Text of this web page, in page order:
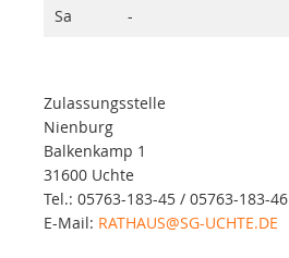
Sa
-
Zulassungsstelle
Nienburg
Balkenkamp 1
31600 Uchte
Tel.: 05763-183-45 / 05763-183-46
E-Mail: RATHAUS@SG-UCHTE.DE